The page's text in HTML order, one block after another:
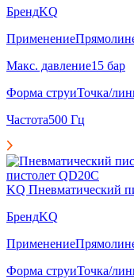
БрендKQ
Применение
Макс. давление15 бар
Форма струиТочка/
Частота500 Гц
KQ Пневматический
БрендKQ
Применение
Форма струиТочка/